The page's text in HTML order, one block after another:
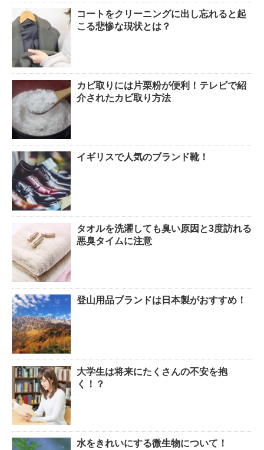
コートをクリーニングに出し忘れると起
こる悲惨な現状とは？
カビ取りには片栗粉が便利！テレビで紹
介されたカビ取り方法
イギリスで人気のブランド靴！
タオルを洗濯しても臭い原因と3度訪れる
悪臭タイムに注意
登山用品ブランドは日本製がおすすめ！
大学生は将来にたくさんの不安を抱
く！？
水をきれいにする微生物について！